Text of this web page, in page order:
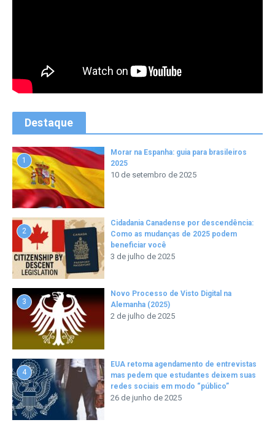
Destaque
1
Morar na Espanha: guia para brasileiros
2025
10 de setembro de 2025
2
Cidadania Canadense por descendência:
Como as mudanças de 2025 podem
beneficiar você
3 de julho de 2025
3
Novo Processo de Visto Digital na
Alemanha (2025)
2 de julho de 2025
4
EUA retoma agendamento de entrevistas
mas pedem que estudantes deixem suas
redes sociais em modo “público”
26 de junho de 2025